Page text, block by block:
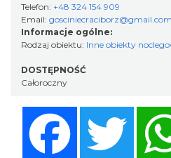
Telefon: +48 324 154 909
Email: gosciniecraciborz@gmail.com
Informacje ogólne:
Rodzaj obiektu: Inne obiekty
DOSTĘPNOŚĆ
Całoroczny
Twitter